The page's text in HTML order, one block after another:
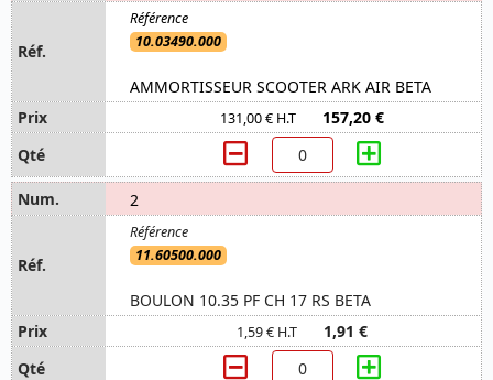
10.03490.000
AMMORTISSEUR SCOOTER ARK AIR BETA
131,00 € H.T 157,20 €
2
11.60500.000
BOULON 10.35 PF CH 17 RS BETA
1,59 € H.T 1,91 €